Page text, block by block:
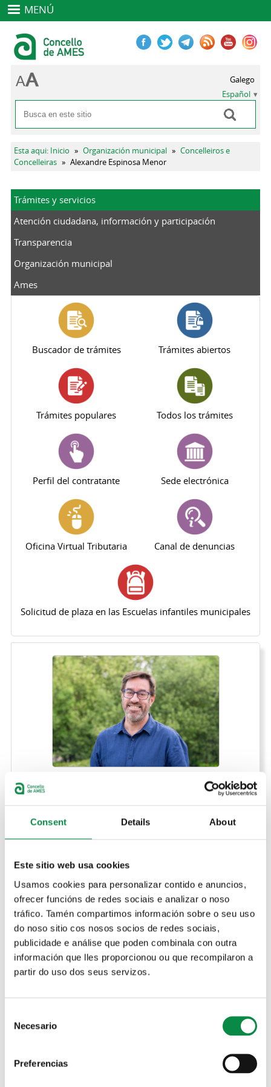
Consent Details About
Este sitio web usa cookies
Usamos cookies para personalizar contido e anuncios,
ofrecer funcións de redes sociais e analizar o noso
tráfico. Tamén compartimos información sobre o seu uso
do noso sitio cos nosos socios de redes sociais,
publicidade e análise que poden combinala con outra
información que lles proporcionou ou que recompilaron a
partir do uso dos seus servizos.
Selection
Necesario
Preferencias
MENÚ
Formulario de búsqueda
Buscar
Galego
Español
Se encuentra usted aquí
Esta aqui: Inicio » Organización municipal » Concelleiros e
Concelleiras » Alexandre Espinosa Menor
Trámites y servicios
Atención ciudadana, información y participación
Transparencia
Organización municipal
Ames
Buscador de trámites Trámites abiertos
Trámites populares Todos los trámites
Perfil del contratante Sede electrónica
Oficina Virtual Tributaria Canal de denuncias
Solicitud de plaza en las Escuelas infantiles municipales
Grupo municipal:
Bloque Nacionalista Galego (BNG)
BIOGRAFÍA:
Vecino de Bertamiráns desde el año 2007, casado y padre de
dos niños/as.
Informático, superado el Ciclo Superior de Desarrollo de
Aplicaciones Multiplataforma y con estudios del Grado en
Ingeniería Informática (USC).
Responsable local del BNG de Ames entre el 2017 y el 2021,
siendo en la actualidad vice-responsable, forma parte del
la lengua, de la memoria histórica y de los derechos civiles.
Fue socio de la Asociación Cultural "Follas Novas" de Ames y
Compostela. Formó parte de las agrupaciones musicales
tradicionales "De Pé Feito" (Ourense) y "Estiño" (Allariz).